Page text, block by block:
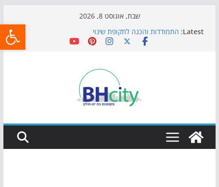
שבת, אוגוסט 8, 2026
Latest: התמודדות והכנה לתקופת שינוי
אי ההרפתקאות ממשיך לכבוש את הגינות: מאות משפחות
כדורגל באווירה מיוחדת: הקרנת גמר המונדיאל בטרמינל
הקיץ של בני הנוער בבת־ים: חוף הריביירה הופך למרחב
בטוח בשעות הערב